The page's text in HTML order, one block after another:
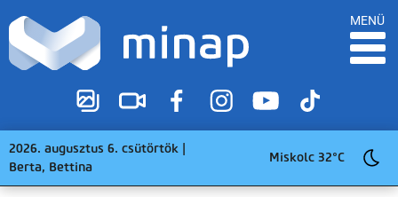
MENÜ
2026. augusztus 6. csütörtök |
Berta, Bettina
Miskolc 32°C